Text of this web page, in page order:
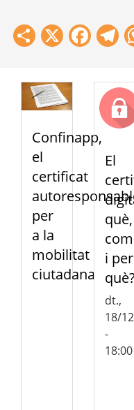
EinesShare
X
Confinapp,
el
certificat
per
a la
mobilitat
ciutadana
El
què,
com
i per
què?
dt.,
18/
-
18:00